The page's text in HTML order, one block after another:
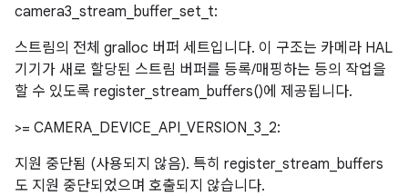
camera3_stream_buffer_set_t:
스트림의 전체 gralloc 버퍼 세트입니다. 이 구조는 카메라 HAL
기기가 새로 할당된 스트림 버퍼를 등록/매핑하는 등의 작업을
할 수 있도록 register_stream_buffers()에 제공됩니다.
>= CAMERA_DEVICE_API_VERSION_3_2:
지원 중단됨 (사용되지 않음). 특히 register_stream_buffers
도 지원 중단되었으며 호출되지 않습니다.